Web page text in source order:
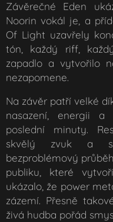
Závěrečné Eden
Noorin vokál je, a
Of Light uzavřely
tón, každý riff,
zapadlo a vytvořilo
nezapomene.
Na závěr patří velké
nasazení, energii
poslední minuty.
skvělý zvuk a
bezproblémový
publiku, které
ukázalo, že power
zázemí. Přesně
živá hudba pořád